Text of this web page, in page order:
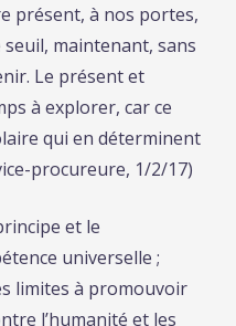
présent, à nos portes,
maintenant, sans
Le présent et
à explorer, car ce
qui en déterminent
procureure, 1/2/17)
et le
universelle ;
limites à promouvoir
l’humanité et les